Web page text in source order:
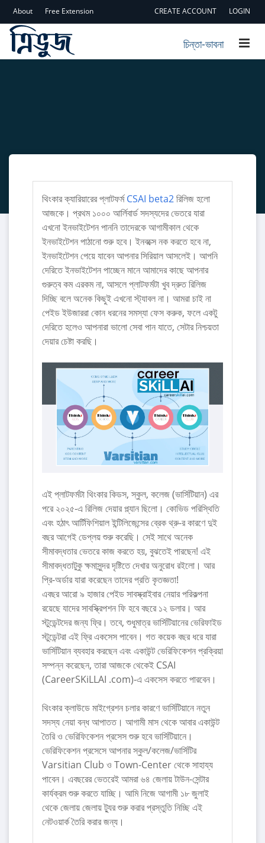
CREATE ACCOUNT LOGIN
About Free Extension
চিন্তা-ভাবনা
থিংকার ক্যারিয়ারের প্লাটফর্মCSAI beta2রিলিজ হলো
আজকে। প্রথম ১০০০ আর্লিবার্ড সদস্যদের ভেতরে যারা
এখনো ইনভাইটেশন পাননি তাদেরকে আগামীকাল থেকে
ইনভাইটেশন পাঠানো শুরু হবে। ইনবক্সে নক করতে হবে না,
ইনভাইটেশন পেয়ে যাবেন আপনার সিরিয়াল আসলেই। আপনি
দেরিতে ইনভাইটেশন পাচ্ছেন মানে আমাদের কাছে আপনার
গুরুত্ব কম এরকম না, আসলে প্লাটফর্মটা খুব দ্রুত রিলিজ
দিচ্ছি বলে অনেক কিছুই এখনো স্ট্যাবল না। আমরা চাই না
পেইড ইউজাররা কোন ধরনের সমস্যা ফেস করুক, ফলে একটু
দেরিতে হলেও আপনারা ভালো সেবা পান যাতে, সেটার নিশ্চয়তা
দেয়ার চেষ্টা করছি।
এই প্লাটফর্মটা থিংকার কিডস, স্কুল, কলেজ (ভার্সিটিয়ান) এর
পরে ২০২৫-এ রিলিজ দেয়ার প্ল্যান ছিলো। কোভিড পরিস্থিতি
এবং হঠাৎ আর্টিফিশিয়াল ইন্টিলিজেন্সের ব্রেক থ্রু-র কারণে দুই
বছর আগেই ডেপ্লয় শুরু করেছি। সেই সাথে অনেক
সীমাবদ্ধতার ভেতরে কাজ করতে হয়, বুঝতেই পারছেন! এই
সীমাবদ্ধতাটুকু ক্ষমাসুন্দর দৃষ্টিতে দেখার অনুরোধ রইলো। আর
প্রি-অর্ডার যারা করেছেন তাদের প্রতি কৃতজ্ঞতা!
এবছর আরো ৯ হাজার পেইড সাবস্ক্রাইবার নেয়ার পরিকল্পনা
রয়েছে যাদের সাবস্ক্রিপশন ফি হবে বছরে ১২ ডলার। আর
স্টুডেন্টদের জন্য ফ্রি। তবে, শুধুমাত্র ভার্সিটিয়ানের ভেরিফাইড
স্টুডেন্টরা এই ফ্রি একসেস পাবেন। গত কয়েক বছর ধরে যারা
ভার্সিটিয়ান ব্যবহার করছেন এবং একাউন্ট ভেরিফিকেশন প্রক্রিয়া
সম্পন্ন করেছেন, তারা আজকে থেকেই CSAI
(CareerSKiLLAI .com)-এ একসেস করতে পারবেন।
থিংকার ক্লাউডে মাইগ্রেশন চলার কারণে ভার্সিটিয়ানে নতুন
সদস্য নেয়া বন্ধ আপাতত। আগামী মাস থেকে আবার একাউন্ট
তৈরি ও ভেরিফিকেশন প্রসেস শুরু হবে ভার্সিটিয়ানে।
ভেরিফিকেশন প্রসেসে আপনার স্কুল/কলেজ/ভার্সিটির
Varsitian Club ও Town-Center থেকে সাহায্য
পাবেন। এবছরের ভেতরেই আমরা ৬৪ জেলায় টাউন-সেন্টার
কার্যক্রম শুরু করতে যাচ্ছি। আমি নিজে আগামী ১৮ জুলাই
থেকে জেলায় জেলায় ট্যুর শুরু করার প্রস্তুতি নিচ্ছি এই
নেটওয়ার্ক তৈরি করার জন্য।